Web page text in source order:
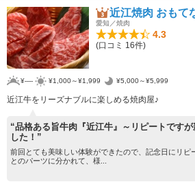
近江焼肉 おもて
愛知／焼肉
4.3
(口コミ 16件)
¥---- ¥1,000～¥1,999 ¥5,000～¥5,999
近江牛をリーズナブルに楽しめる焼肉屋♪
“品格ある旨牛肉『近江牛』～リピートです
した！”
前回とても美味しい体験ができたので、記念日にリピ
とのパーツに分かれて、様...